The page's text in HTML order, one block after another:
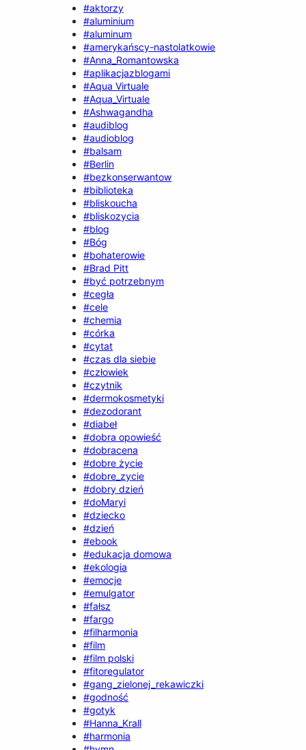
#aktorzy
#aluminium
#aluminum
#amerykańscy-nastolatkowie
#Anna_Romantowska
#aplikacjazblogami
#Aqua Virtuale
#Aqua_Virtuale
#Ashwagandha
#audiblog
#audioblog
#balsam
#Berlin
#bezkonserwantow
#biblioteka
#bliskoucha
#bliskozycia
#blog
#Bóg
#bohaterowie
#Brad Pitt
#być potrzebnym
#cegła
#cele
#chemia
#córka
#cytat
#czas dla siebie
#człowiek
#czytnik
#dermokosmetyki
#dezodorant
#diabeł
#dobra opowieść
#dobracena
#dobre życie
#dobre_zycie
#dobry dzień
#doMaryi
#dziecko
#dzień
#ebook
#edukacja domowa
#ekologia
#emocje
#emulgator
#fałsz
#fargo
#filharmonia
#film
#film polski
#fitoregulator
#gang_zielonej_rekawiczki
#godność
#gotyk
#Hanna_Krall
#harmonia